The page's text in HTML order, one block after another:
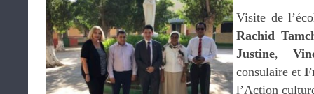
Visite de
Rachid
Justine,
consulaire et
l’Action